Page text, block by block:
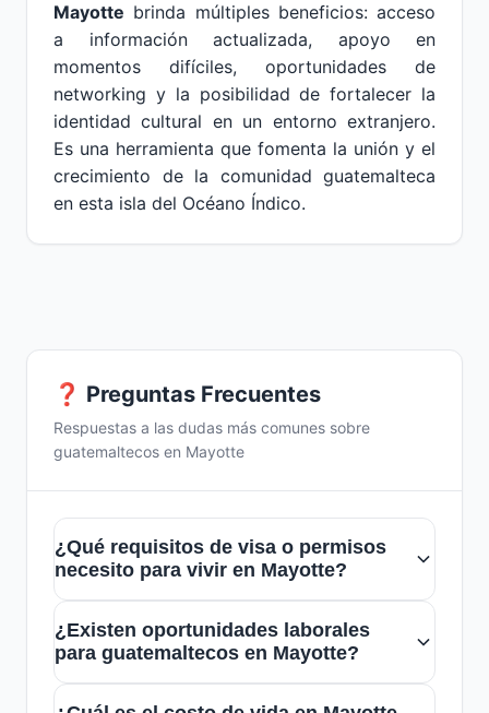
Mayotte brinda múltiples beneficios: acceso
a información actualizada, apoyo en
momentos difíciles, oportunidades de
networking y la posibilidad de fortalecer la
identidad cultural en un entorno extranjero.
Es una herramienta que fomenta la unión y el
crecimiento de la comunidad guatemalteca
en esta isla del Océano Índico.
❓ Preguntas Frecuentes
Respuestas a las dudas más comunes sobre
guatemaltecos en Mayotte
¿Qué requisitos de visa o permisos
necesito para vivir en Mayotte?
que los inmigrantes guatemaltecos
gestionen una visa o permiso de
residencia antes de residir allí. Es
¿Existen oportunidades laborales
para guatemaltecos en Mayotte?